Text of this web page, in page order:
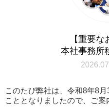
【重要な
本社事務所
このたび弊社は、令和8年8
こととなりましたので、ご案